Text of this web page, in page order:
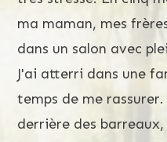
ma maman, mes
dans un salon avec
J'ai atterri dans une
temps de me
derrière des